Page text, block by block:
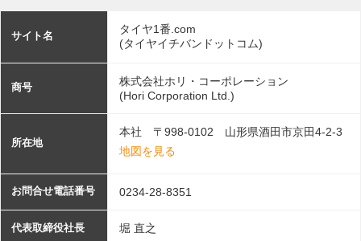
サイト名
タイヤ1番.com
(タイヤイチバンドットコム)
商号
株式会社ホリ・コーポレーション
(Hori Corporation Ltd.)
所在地
本社 〒998-0102 山形県酒田市京田4-2-3
地図を見る
お問合せ電話番号 0234-28-8351
代表取締役社長 堀 直之